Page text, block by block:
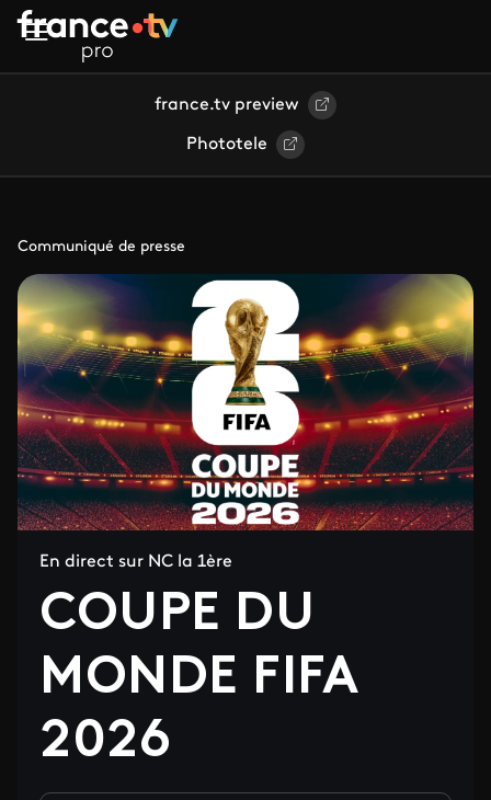
Aller au contenu principal
france.tv preview
Phototele
Communiqué de presse
En direct sur NC la 1ère
COUPE DU
MONDE FIFA
2026